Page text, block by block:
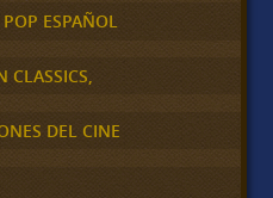
ESPAÑOL
CLASSICS,
DEL CINE